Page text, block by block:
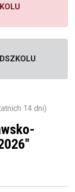
14 dni)